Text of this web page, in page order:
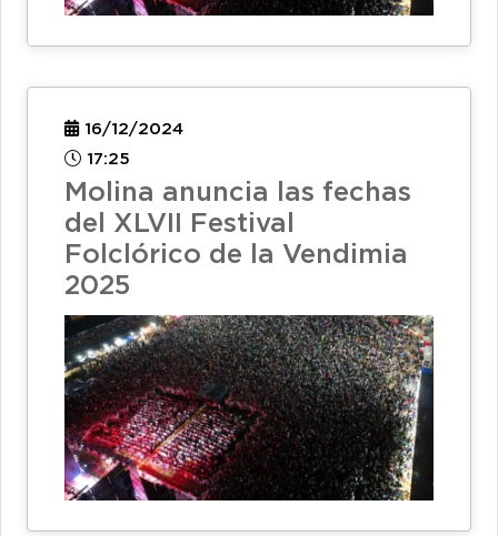
16/12/2024
17:25
Molina anuncia las fechas
del XLVII Festival
Folclórico de la Vendimia
2025